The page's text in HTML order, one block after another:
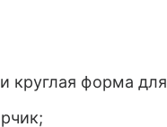
круглая форма